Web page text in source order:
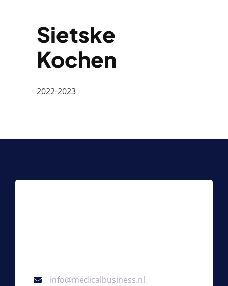
Sietske
Kochen
2022-2023
info@medicalbusiness.nl